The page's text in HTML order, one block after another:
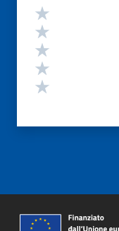
Valutazione